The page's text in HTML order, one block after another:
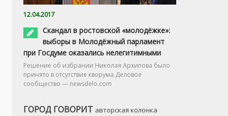
12.04.2017
Скандал в ростовской «молодёжке»:
выборы в Молодёжный парламент
при Госдуме оказались нелегитимными
Решение об избрании Николая Архипова было
принято в отсутствие кворума Деловое
сообщество — newsdelo.com
ГОРОД ГОВОРИТ авторская колонка